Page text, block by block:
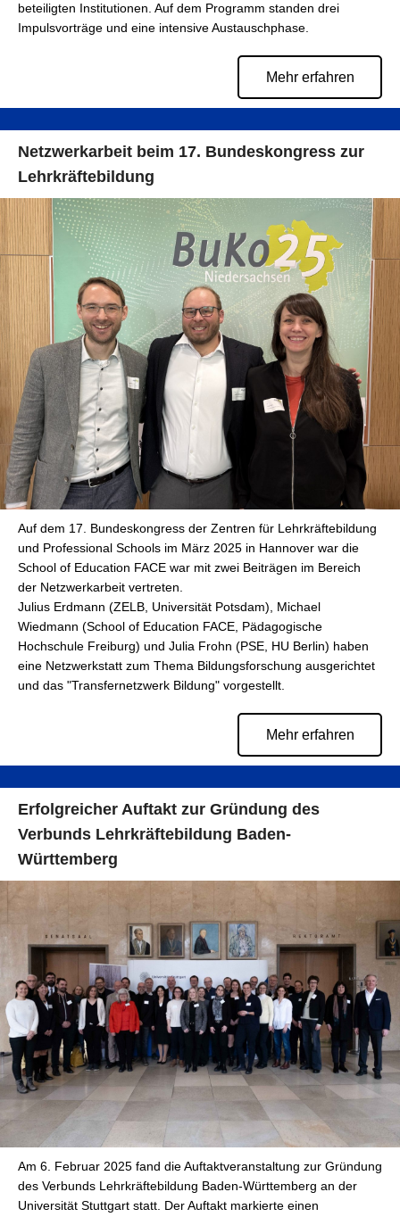
beteiligten Institutionen. Auf dem Programm standen drei
Impulsvorträge und eine intensive Austauschphase.
Mehr erfahren
Netzwerkarbeit beim 17. Bundeskongress zur
Lehrkräftebildung
Auf dem 17. Bundeskongress der Zentren für Lehrkräftebildung
und Professional Schools im März 2025 in Hannover war die
School of Education FACE war mit zwei Beiträgen im Bereich
der Netzwerkarbeit vertreten.
Julius Erdmann (ZELB, Universität Potsdam), Michael
Wiedmann (School of Education FACE, Pädagogische
Hochschule Freiburg) und Julia Frohn (PSE, HU Berlin) haben
eine Netzwerkstatt zum Thema Bildungsforschung ausgerichtet
und das "Transfernetzwerk Bildung" vorgestellt.
Mehr erfahren
Erfolgreicher Auftakt zur Gründung des
Verbunds Lehrkräftebildung Baden-
Württemberg
Am 6. Februar 2025 fand die Auftaktveranstaltung zur Gründung
des Verbunds Lehrkräftebildung Baden-Württemberg an der
Universität Stuttgart statt. Der Auftakt markierte einen